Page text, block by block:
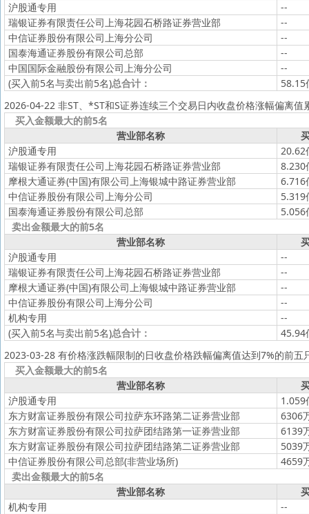
沪股通专用
--
瑞银证券有限责任公司上海花园石桥路证券营业部
--
中信证券股份有限公司上海分公司
--
国泰海通证券股份有限公司总部
--
中国国际金融股份有限公司上海分公司
--
(买入前5名与卖出前5名)总合计：
58.15
2026-04-22 非ST、*ST和S证券连续三个交易日内收盘价格涨幅偏离值
买入金额最大的前5名
营业部名称
沪股通专用
20.62
瑞银证券有限责任公司上海花园石桥路证券营业部
8.230
摩根大通证券(中国)有限公司上海银城中路证券营业部
6.716
中信证券股份有限公司上海分公司
5.319
国泰海通证券股份有限公司总部
5.056
卖出金额最大的前5名
营业部名称
沪股通专用
--
瑞银证券有限责任公司上海花园石桥路证券营业部
--
摩根大通证券(中国)有限公司上海银城中路证券营业部
--
中信证券股份有限公司上海分公司
--
机构专用
--
(买入前5名与卖出前5名)总合计：
45.94
2023-03-28 有价格涨跌幅限制的日收盘价格跌幅偏离值达到7%的前五
买入金额最大的前5名
营业部名称
沪股通专用
1.059
东方财富证券股份有限公司拉萨东环路第二证券营业部
6306
东方财富证券股份有限公司拉萨团结路第一证券营业部
6139
东方财富证券股份有限公司拉萨团结路第二证券营业部
5039
中信证券股份有限公司总部(非营业场所)
4659
卖出金额最大的前5名
营业部名称
机构专用
--